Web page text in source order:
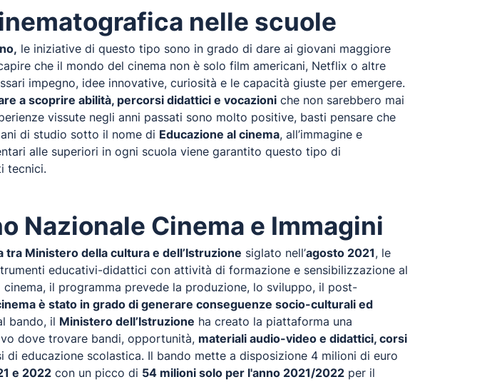
nelle scuole
le iniziative di questo tipo sono in grado di dare ai giovani maggiore
che il mondo del cinema non è solo film americani, Netflix o altre
impegno, idee innovative, curiosità e le capacità giuste per emergere.
a scoprire abilità, percorsi didattici e vocazioni che non sarebbero mai
vissute negli anni passati sono molto positive, basti pensare che
di studio sotto il nome di Educazione al cinema, all’immagine e
alle superiori in ogni scuola viene garantito questo tipo di
tecnici.
Nazionale Cinema e Immagini
tra Ministero della cultura e dell’Istruzione siglato nell’agosto 2021, le
educativi-didattici con attività di formazione e sensibilizzazione al
il programma prevede la produzione, lo sviluppo, il post-
è stato in grado di generare conseguenze socio-culturali ed
bando, il Ministero dell’Istruzione ha creato la piattaforma una
dove trovare bandi, opportunità, materiali audio-video e didattici, corsi
educazione scolastica. Il bando mette a disposizione 4 milioni di euro
e 2022 con un picco di 54 milioni solo per l'anno 2021/2022 per il